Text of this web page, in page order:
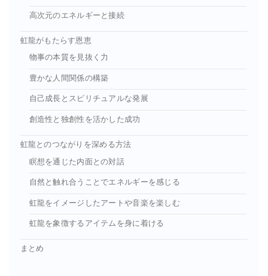
高次元のエネルギーと接続
虹龍がもたらす恩恵
物事の本質を見抜く力
豊かな人間関係の構築
自己成長とスピリチュアルな発展
創造性と独創性を活かした成功
虹龍とのつながりを深める方法
瞑想を通じた内面との対話
自然と触れ合うことでエネルギーを感じる
虹龍をイメージしたアートや音楽を楽しむ
虹龍を象徴するアイテムを身に着ける
まとめ